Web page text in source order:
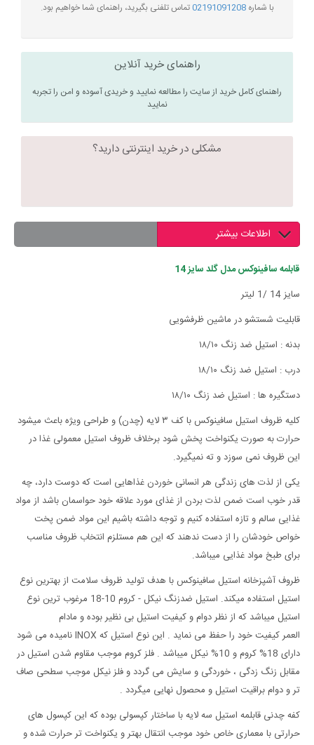
با شماره02191091208تماس تلفنی بگیرید، راهنمای شما خواهیم بود.
راهنمای خرید آنلاین
راهنمای کامل خرید از سایت را مطالعه نمایید و خریدی آسوده و امن را تجربه
نمایید
مشکلی در خرید اینترنتی دارید؟
اطلاعات بیشتر
قابلمه سافینوکس مدل گلد سایز 14
سایز 14 /1 لیتر
قابلیت شستشو در ماشین ظرفشویی
بدنه : استیل ضد زنگ ۱۸/۱۰
درب : استیل ضد زنگ ۱۸/۱۰
دستگیره ها : استیل ضد زنگ ۱۸/۱۰
کلیه ظروف استیل سافینوکس با کف ۳ لایه (چدن) و طراحی ویژه باعث میشود
حرارت به صورت یکنواخت پخش شود برخلاف ظروف استیل معمولی غذا در
این ظروف نمی سوزد و ته نمیگیرد.
یکی از لذت های زندگی هر انسانی خوردن غذاهایی است که دوست دارد، چه
قدر خوب است ضمن لذت بردن از غذای مورد علاقه خود حواسمان باشد از مواد
غذایی سالم و تازه استفاده کنیم و توجه داشته باشیم این مواد ضمن پخت
خواص خودشان را از دست ندهند که این هم مستلزم انتخاب ظروف مناسب
برای طبخ مواد غذایی میباشد.
ظروف آشپزخانه استیل سافینوکس با هدف تولید ظروف سلامت از بهترین نوع
استیل استفاده میکند. استیل ضدزنگ نیکل - کروم 10-18 مرغوب ترین نوع
استیل میباشد که از نظر دوام و کیفیت استیل بی نظیر بوده و مادام
العمر کیفیت خود را حفظ می نماید . این نوع استیل که INOX نامیده می شود
دارای 18% کروم و 10% نیکل میباشد . فلز کروم موجب مقاوم شدن استیل در
مقابل زنگ زدگی ، خوردگی و سایش می گردد و فلز نیکل موجب سطحی صاف
تر و دوام براقیت استیل و محصول نهایی میگردد .
کفه چدنی قابلمه استیل سه لایه با ساختار کپسولی بوده که این کپسول های
حرارتی با معماری خاص خود موجب انتقال بهتر و یکنواخت تر حرارت شده و